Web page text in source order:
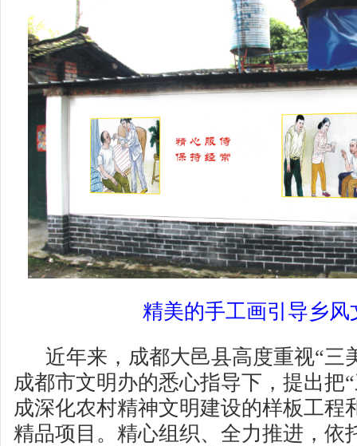
精美的手工画引导乡风
近年来，成都大邑县高度重视“三
成都市文明办的悉心指导下，提出把
成深化农村精神文明建设的样板工程
精品项目。精心组织、全力推进，依